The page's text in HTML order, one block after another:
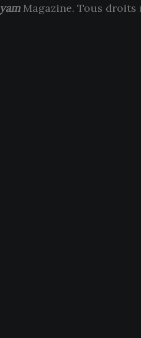
yamMagazine. Tous droits